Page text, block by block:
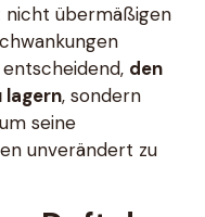
nicht übermäßigen
den
lagern, sondern
seine
unverändert zu